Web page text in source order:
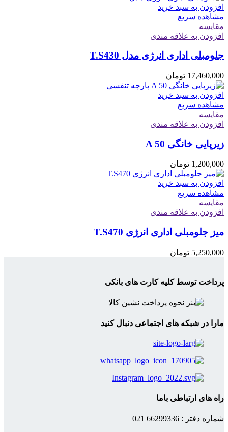
افزودن به سبد خرید
مشاهده سریع
مقایسه
افزودن به علاقه مندی
جلومبلی اداری انرژی مدل T.S430
17,460,000 تومان
افزودن به سبد خرید
مشاهده سریع
مقایسه
افزودن به علاقه مندی
زیرپایی خانگی A 50
1,200,000 تومان
افزودن به سبد خرید
مشاهده سریع
مقایسه
افزودن به علاقه مندی
میز جلومبلی اداری انرژی T.S470
5,250,000 تومان
پرداخت توسط کلیه کارت های بانکی
مارا در شبکه های اجتماعی دنبال کنید
راه های ارتباطی باما
شماره دفتر : 66299336 021